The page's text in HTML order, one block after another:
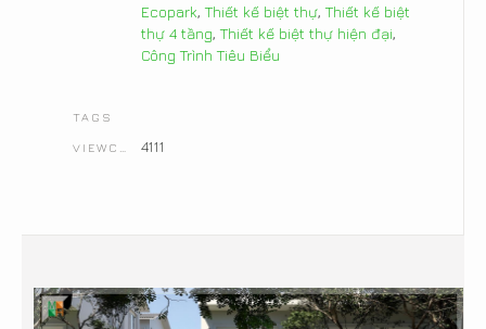
Ecopark, Thiết kế biệt thự, Thiết kế biệt
thự 4 tầng, Thiết kế biệt thự hiện đại,
Công Trình Tiêu Biểu
TAGS
4111